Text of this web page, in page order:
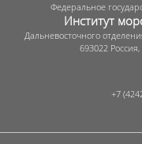
Федеральное
Институт
Дальневосточного
693022
+7